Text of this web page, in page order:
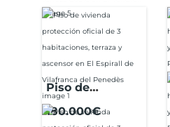
Piso de
vivienda
180.000€